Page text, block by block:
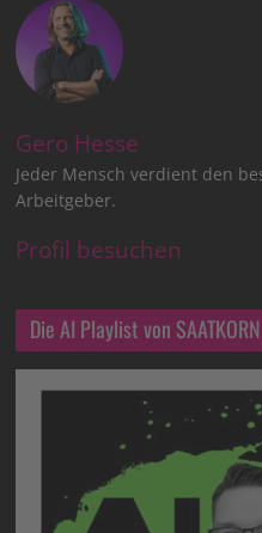
Gero Hesse
Jeder Mensch verdient den
Arbeitgeber.
Profil besuchen
Die AI Playlist von SAATKORN